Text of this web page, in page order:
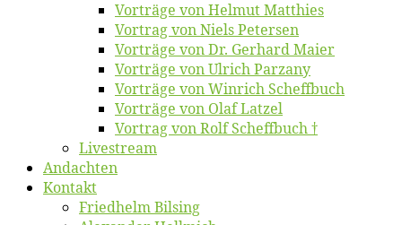
Vor­trä­ge von Hel­mut Matthies
Vor­trag von Niels Petersen
Vor­trä­ge von Dr. Ger­hard Maier
Vor­trä­ge von Ul­rich Parzany
Vor­trä­ge von Win­rich Scheffbuch
Vor­trä­ge von Olaf Latzel
Vor­trag von Rolf Scheffbuch †
Live­stream
An­dach­ten
Kon­takt
Fried­helm Bilsing